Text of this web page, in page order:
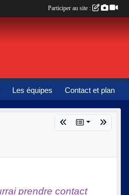
Les équipes Contact et plan
prendre contact
Participer au site :